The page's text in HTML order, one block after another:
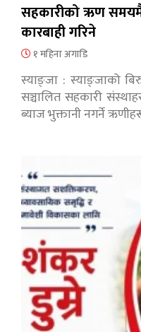
सहकारीको ऋण
कारबाही गरिने
१ महिना अगाडि
स्याङ्जा : स्याङ्जाको
सञ्चालित सहकारी
ब्याज भुक्तानी नगर्ने